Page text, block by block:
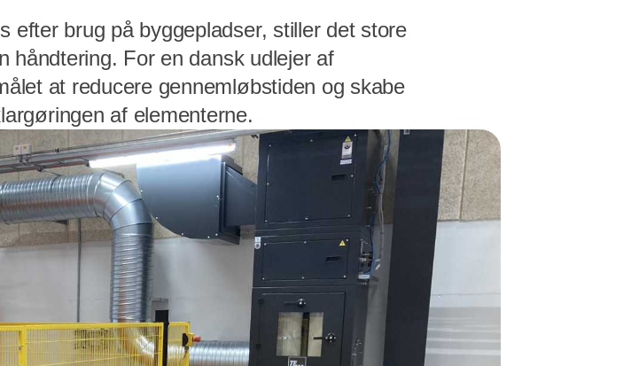
efter brug på byggepladser, stiller det store
håndtering. For en dansk udlejer af
at reducere gennemløbstiden og skabe
af elementerne.